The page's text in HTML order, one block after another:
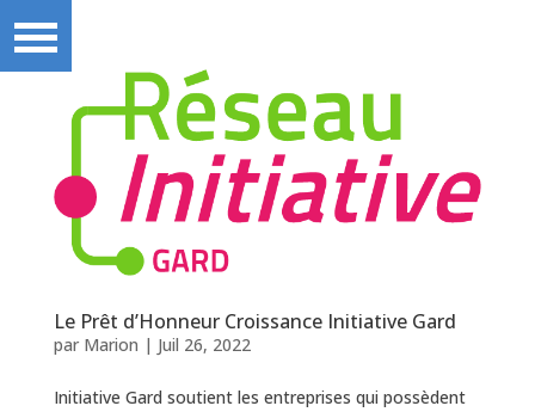
Le Prêt d’Honneur Croissance Initiative Gard
par Marion | Juil 26, 2022
Initiative Gard soutient les entreprises qui possèdent